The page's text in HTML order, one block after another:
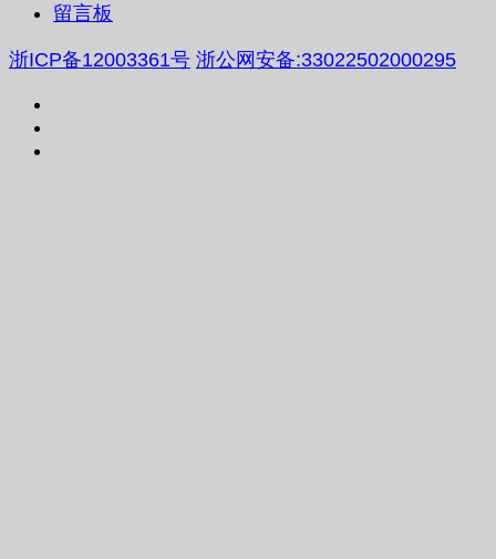
留言板
浙ICP备12003361号 浙公网安备:33022502000295